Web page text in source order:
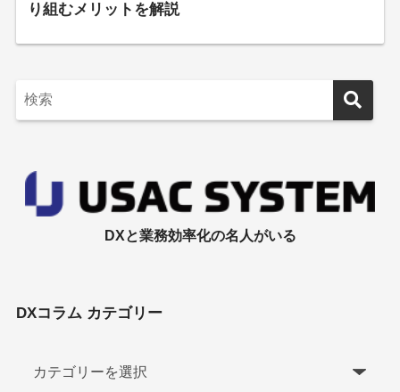
り組むメリットを解説
DXと業務効率化の名人がいる
DXコラム カテゴリー